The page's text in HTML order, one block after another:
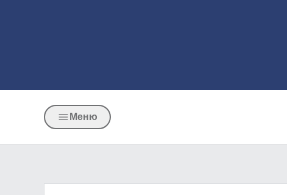
Меню